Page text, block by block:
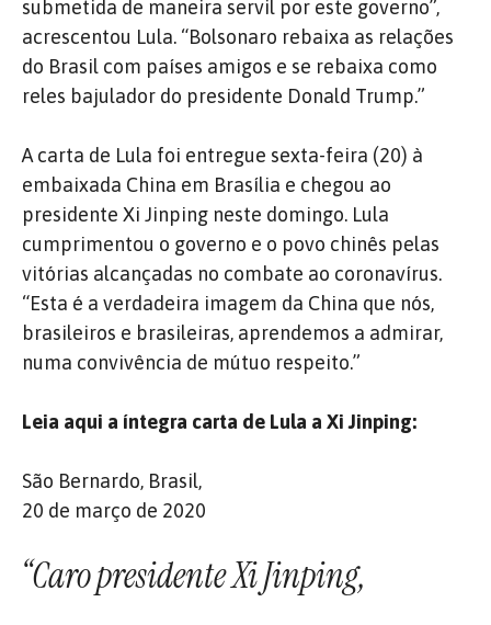
submetida de maneira servil por este governo”,
acrescentou Lula. “Bolsonaro rebaixa as relações
do Brasil com países amigos e se rebaixa como
reles bajulador do presidente Donald Trump.”
A carta de Lula foi entregue sexta-feira (20) à
embaixada China em Brasília e chegou ao
presidente Xi Jinping neste domingo. Lula
cumprimentou o governo e o povo chinês pelas
vitórias alcançadas no combate ao coronavírus.
“Esta é a verdadeira imagem da China que nós,
brasileiros e brasileiras, aprendemos a admirar,
numa convivência de mútuo respeito.”
Leia aqui a íntegra carta de Lula a Xi Jinping:
São Bernardo, Brasil,
20 de março de 2020
“Caro presidente Xi Jinping,